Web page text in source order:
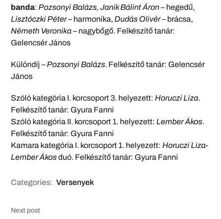
banda: Pozsonyi Balázs, Janik Bálint Áron– hegedű,
Lisztóczki Péter– harmonika, Dudás Olivér– brácsa,
Németh Veronika– nagybőgő. Felkészítő tanár:
Gelencsér János
Különdíj – Pozsonyi Balázs. Felkészítő tanár: Gelencsér
János
Szóló kategória I. korcsoport 3. helyezett: Horuczi Liza.
Felkészítő tanár: Gyura Fanni
Szóló kategória II. korcsoport 1. helyezett:Lember Ákos.
Felkészítő tanár: Gyura Fanni
Kamara kategória I. korcsoport 1. helyezett: Horuczi Liza-
Lember Ákosduó. Felkészítő tanár: Gyura Fanni
Categories: Versenyek
Next post